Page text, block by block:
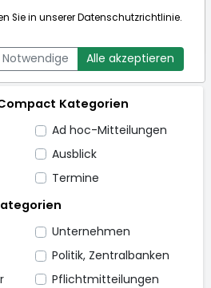
PROFEED
DPA-AFX COMPACT
Kategorien
Ad hoc-Mitteilungen
Ausblick
Termine
Unternehmen
Politik, Zentralbanken
Pflichtmitteilungen
Sie in unsererDatenschutzrichtlinie.
Notwendige Alle akzeptieren